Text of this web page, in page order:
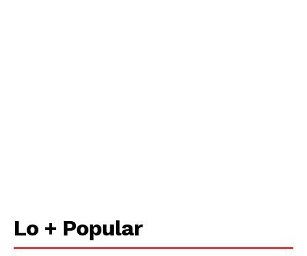
Lo + Popular